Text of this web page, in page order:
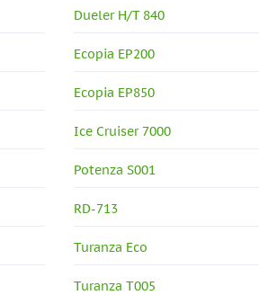
Dueler H/T 840
Ecopia EP200
Ecopia EP850
Ice Cruiser 7000
Potenza S001
RD-713
Turanza Eco
Turanza T005